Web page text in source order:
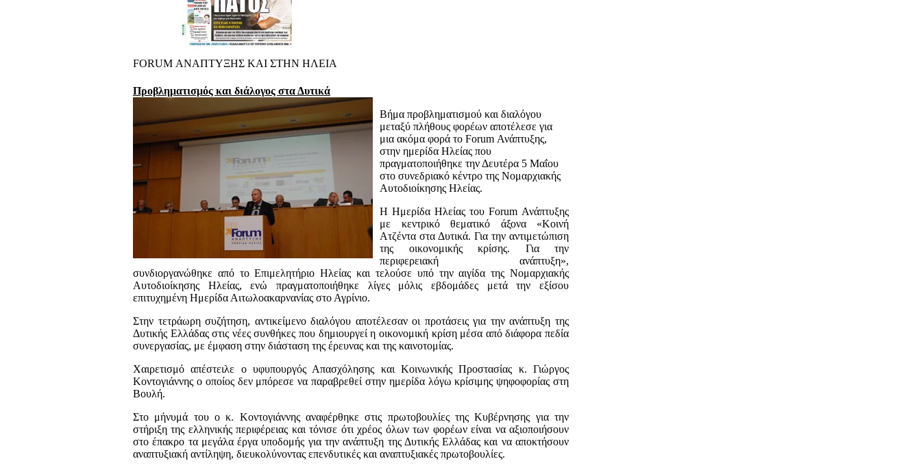
FORUM ΑΝΑΠΤΥΞΗΣ ΚΑΙ ΣΤΗΝ ΗΛΕΙΑ
Προβληματισμός και διάλογος στα Δυτικά
Βήμα προβληματισμού και διαλόγου
μεταξύ πλήθους φορέων αποτέλεσε για
μια ακόμα φορά το Forum Ανάπτυξης,
στην ημερίδα Ηλείας που
πραγματοποιήθηκε την Δευτέρα 5 Μαΐου
στο συνεδριακό κέντρο της Νομαρχιακής
Αυτοδιοίκησης Ηλείας.
Η Ημερίδα Ηλείας του Forum Ανάπτυξης
με κεντρικό θεματικό άξονα «Κοινή
Ατζέντα στα Δυτικά. Για την αντιμετώπιση
της οικονομικής κρίσης. Για την
περιφερειακή ανάπτυξη»,
συνδιοργανώθηκε από το Επιμελητήριο Ηλείας και τελούσε υπό την αιγίδα της Νομαρχιακής
Αυτοδιοίκησης Ηλείας, ενώ πραγματοποιήθηκε λίγες μόλις εβδομάδες μετά την εξίσου
επιτυχημένη Ημερίδα Αιτωλοακαρνανίας στο Αγρίνιο.
Στην τετράωρη συζήτηση, αντικείμενο διαλόγου αποτέλεσαν οι προτάσεις για την ανάπτυξη της
Δυτικής Ελλάδας στις νέες συνθήκες που δημιουργεί η οικονομική κρίση μέσα από διάφορα πεδία
συνεργασίας, με έμφαση στην διάσταση της έρευνας και της καινοτομίας.
Χαιρετισμό απέστειλε ο υφυπουργός Απασχόλησης και Κοινωνικής Προστασίας κ. Γιώργος
Κοντογιάννης ο οποίος δεν μπόρεσε να παραβρεθεί στην ημερίδα λόγω κρίσιμης ψηφοφορίας στη
Βουλή.
Στο μήνυμά του ο κ. Κοντογιάννης αναφέρθηκε στις πρωτοβουλίες της Κυβέρνησης για την
στήριξη της ελληνικής περιφέρειας και τόνισε ότι χρέος όλων των φορέων είναι να αξιοποιήσουν
στο έπακρο τα μεγάλα έργα υποδομής για την ανάπτυξη της Δυτικής Ελλάδας και να αποκτήσουν
αναπτυξιακή αντίληψη, διευκολύνοντας επενδυτικές και αναπτυξιακές πρωτοβουλίες.